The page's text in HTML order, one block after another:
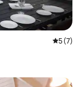
55 (7)